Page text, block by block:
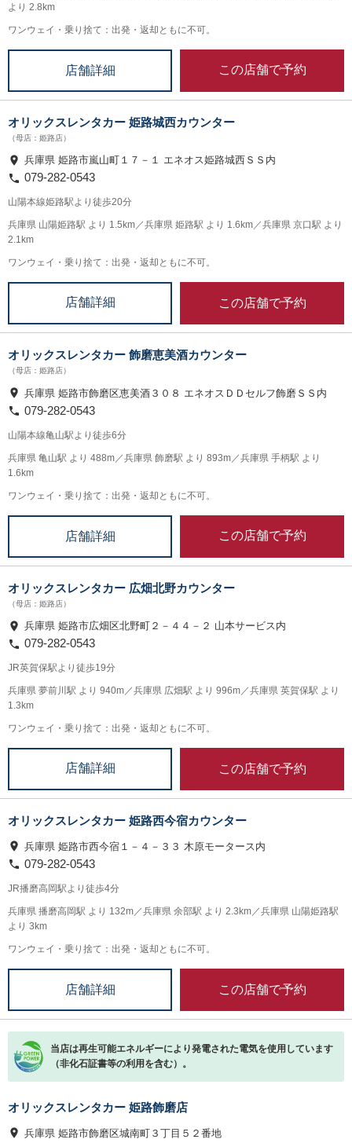
より 2.8km
ワンウェイ・乗り捨て：出発・返却ともに不可。
店舗詳細 この店舗で予約
オリックスレンタカー 姫路城西カウンター
（母店：姫路店）
兵庫県 姫路市嵐山町１７－１ エネオス姫路城西ＳＳ内
079-282-0543
山陽本線姫路駅より徒歩20分
兵庫県 山陽姫路駅 より 1.5km／兵庫県 姫路駅 より 1.6km／兵庫県 京口駅 より
2.1km
ワンウェイ・乗り捨て：出発・返却ともに不可。
店舗詳細 この店舗で予約
オリックスレンタカー 飾磨恵美酒カウンター
（母店：姫路店）
兵庫県 姫路市飾磨区恵美酒３０８ エネオスＤＤセルフ飾磨ＳＳ内
079-282-0543
山陽本線亀山駅より徒歩6分
兵庫県 亀山駅 より 488m／兵庫県 飾磨駅 より 893m／兵庫県 手柄駅 より
1.6km
ワンウェイ・乗り捨て：出発・返却ともに不可。
店舗詳細 この店舗で予約
オリックスレンタカー 広畑北野カウンター
（母店：姫路店）
兵庫県 姫路市広畑区北野町２－４４－２ 山本サービス内
079-282-0543
JR英賀保駅より徒歩19分
兵庫県 夢前川駅 より 940m／兵庫県 広畑駅 より 996m／兵庫県 英賀保駅 より
1.3km
ワンウェイ・乗り捨て：出発・返却ともに不可。
店舗詳細 この店舗で予約
オリックスレンタカー 姫路西今宿カウンター
兵庫県 姫路市西今宿１－４－３３ 木原モータース内
079-282-0543
JR播磨高岡駅より徒歩4分
兵庫県 播磨高岡駅 より 132m／兵庫県 余部駅 より 2.3km／兵庫県 山陽姫路駅
より 3km
ワンウェイ・乗り捨て：出発・返却ともに不可。
店舗詳細 この店舗で予約
当店は再生可能エネルギーにより発電された電気を使用しています
（非化石証書等の利用を含む）。
オリックスレンタカー 姫路飾磨店
兵庫県 姫路市飾磨区城南町３丁目５２番地